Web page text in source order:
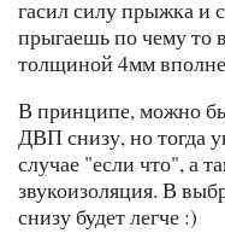
гасил силу прыжка и
прыгаешь по чему то
толщиной 4мм
В принципе, можно
ДВП снизу, но тогда
случае "если что", а
звукоизоляция. В
снизу будет легче :)